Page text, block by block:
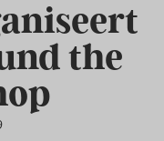
the